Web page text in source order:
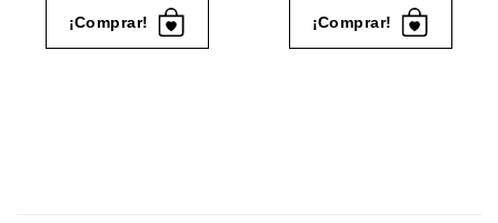
¡Comprar! ¡Comprar!